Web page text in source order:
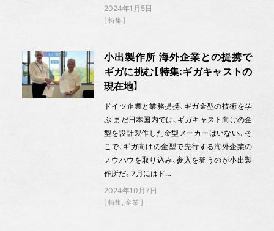
2024年1月5日
特集
小出製作所 海外企業との提携で
ギガに挑む【特集:ギガキャストの
現在地】
ドイツ企業と業務提携、ギガ金型の技術を学
ぶ まだ日本国内では、ギガキャスト向けの金
型を設計製作した金型メーカーはいない。そ
こで、ギガ向けの金型で先行する海外企業の
ノウハウを取り込み、参入を狙うのが小出製
作所だ。7月にはド…
2024年10月7日
特集 企業